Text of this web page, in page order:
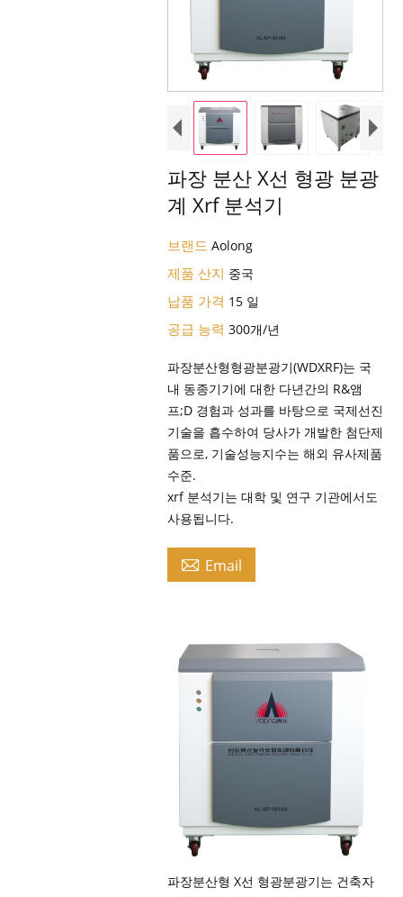
파장 분산 X선 형광 분광
계 Xrf 분석기
브랜드 Aolong
제품 산지 중국
납품 가격 15 일
공급 능력 300개/년
파장분산형형광분광기(WDXRF)는 국
내 동종기기에 대한 다년간의 R&앰
프;D 경험과 성과를 바탕으로 국제선진
기술을 흡수하여 당사가 개발한 첨단제
품으로, 기술성능지수는 해외 유사제품
수준.
xrf 분석기는 대학 및 연구 기관에서도
사용됩니다.
 Email
파장분산형 X선 형광분광기는 건축자